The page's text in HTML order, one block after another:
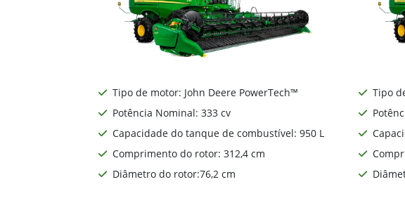
Tipo de motor: John Deere PowerTech™
Potência Nominal: 333 cv
Capacidade do tanque de combustível: 950 L
Comprimento do rotor: 312,4 cm
Diâmetro do rotor:76,2 cm
Tipo